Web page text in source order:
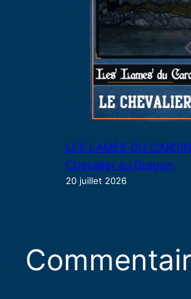
LES LAMES DU
Chevalier au Dragon
20 juillet 2026